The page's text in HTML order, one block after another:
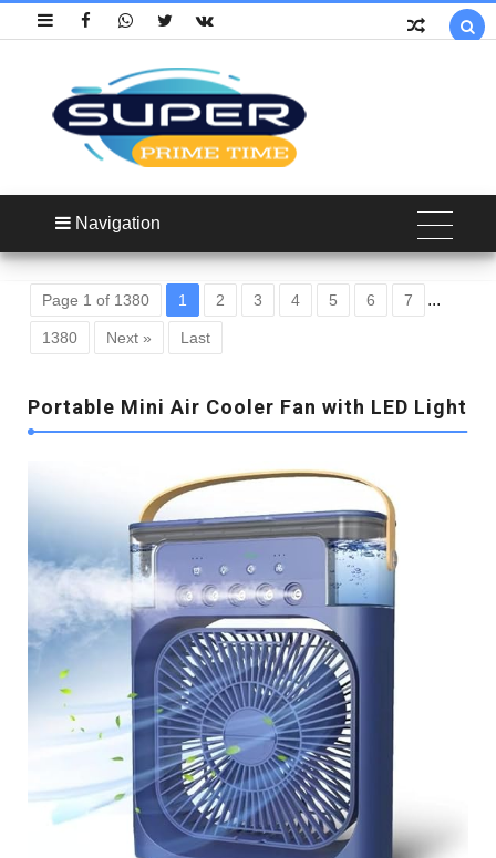

Navigation
Page 1 of 1380 1 2 3 4 5 6 7 ...
1380 Next » Last
Portable Mini Air Cooler Fan with LED Light